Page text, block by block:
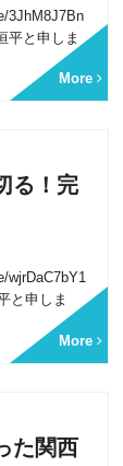
3JhM8J7Bn
平と申しま
More
る！完
wjrDaC7bY1
と申しま
More
た関西